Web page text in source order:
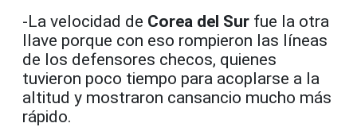
-La velocidad de Corea del Sur fue la otra
llave porque con eso rompieron las líneas
de los defensores checos, quienes
tuvieron poco tiempo para acoplarse a la
altitud y mostraron cansancio mucho más
rápido.